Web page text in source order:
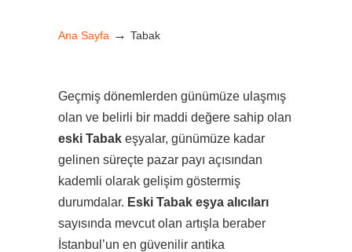
Ana Sayfa → Tabak
Geçmiş dönemlerden günümüze ulaşmış
olan ve belirli bir maddi değere sahip olan
eski Tabak eşyalar, günümüze kadar
gelinen süreçte pazar payı açısından
kademli olarak gelişim göstermiş
durumdalar. Eski Tabak eşya alıcıları
sayısında mevcut olan artışla beraber
İstanbul’un en güvenilir antika